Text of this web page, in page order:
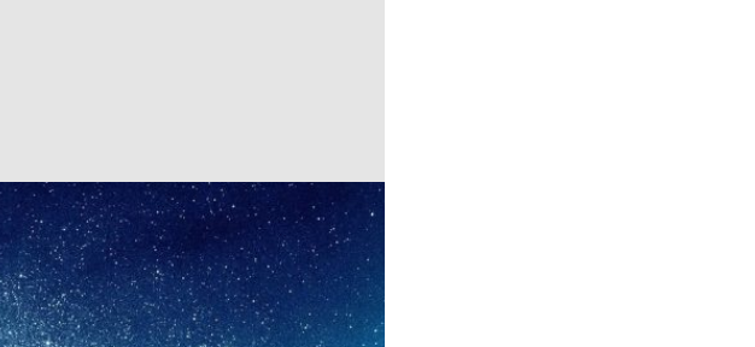
proces, v ktorom sa striedajú
dôležité „prespať“ každú časť
Dozviete sa v článku.